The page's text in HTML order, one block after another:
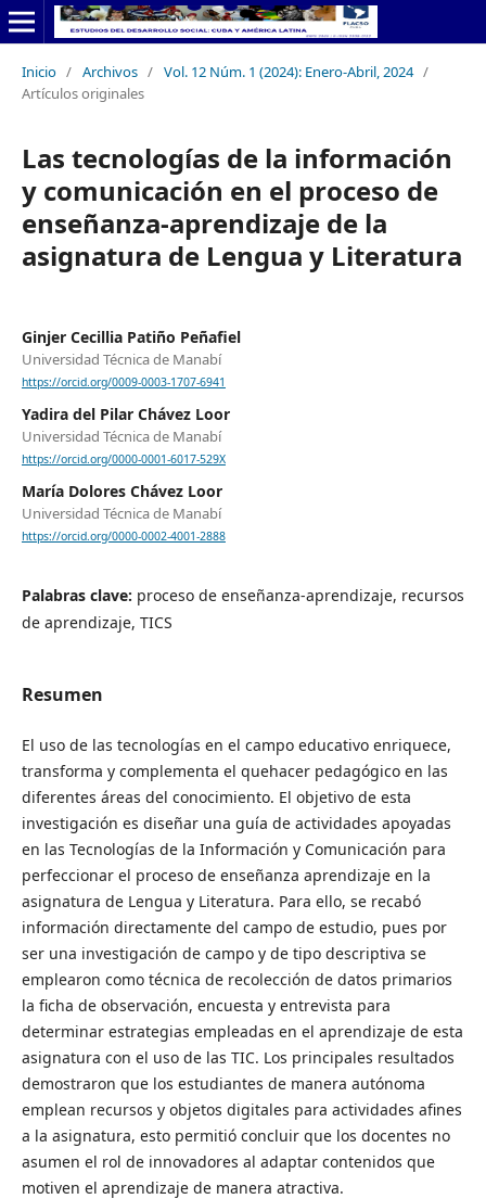
Inicio / Archivos / Vol. 12 Núm. 1 (2024): Enero-Abril, 2024 /
Artículos originales
Las tecnologías de la información
y comunicación en el proceso de
enseñanza-aprendizaje de la
asignatura de Lengua y Literatura
Ginjer Cecillia Patiño Peñafiel
Universidad Técnica de Manabí
https://orcid.org/0009-0003-1707-6941
Yadira del Pilar Chávez Loor
Universidad Técnica de Manabí
https://orcid.org/0000-0001-6017-529X
María Dolores Chávez Loor
Universidad Técnica de Manabí
https://orcid.org/0000-0002-4001-2888
Palabras clave: proceso de enseñanza-aprendizaje, recursos
de aprendizaje, TICS
Resumen
El uso de las tecnologías en el campo educativo enriquece,
transforma y complementa el quehacer pedagógico en las
diferentes áreas del conocimiento. El objetivo de esta
investigación es diseñar una guía de actividades apoyadas
en las Tecnologías de la Información y Comunicación para
perfeccionar el proceso de enseñanza aprendizaje en la
asignatura de Lengua y Literatura. Para ello, se recabó
información directamente del campo de estudio, pues por
ser una investigación de campo y de tipo descriptiva se
emplearon como técnica de recolección de datos primarios
la ficha de observación, encuesta y entrevista para
determinar estrategias empleadas en el aprendizaje de esta
asignatura con el uso de las TIC. Los principales resultados
demostraron que los estudiantes de manera autónoma
emplean recursos y objetos digitales para actividades afines
a la asignatura, esto permitió concluir que los docentes no
asumen el rol de innovadores al adaptar contenidos que
motiven el aprendizaje de manera atractiva.